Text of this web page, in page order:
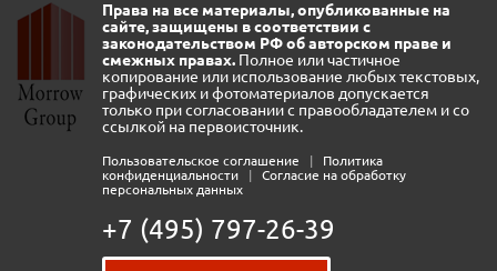
Права на все материалы, опубликованные на
сайте, защищены в соответствии с
законодательством РФ об авторском праве и
смежных правах. Полное или частичное
копирование или использование любых текстовых,
графических и фотоматериалов допускается
только при согласовании с правообладателем и со
ссылкой на первоисточник.
Пользовательское соглашение |
Политика
конфиденциальности
|
Согласие на обработку
персональных данных
+7 (495) 797-26-39